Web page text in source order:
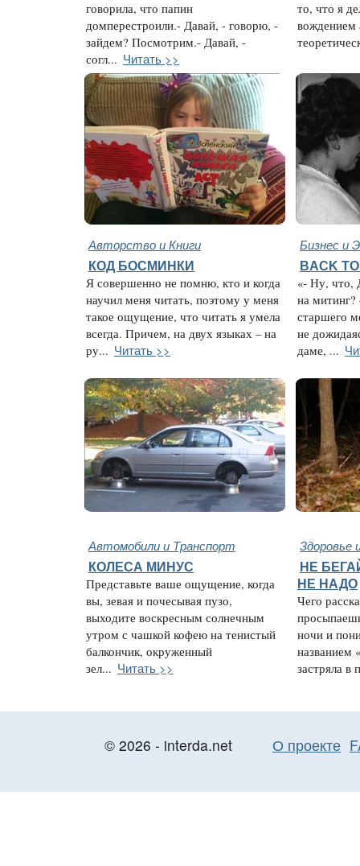
говорила, что папин
домперестроили.- Давай, - говорю, -
зайдем? Посмотрим.- Давай, -
согл... Читать >>
то, что я
вождением
Авторство и Книги Бизнес и
КОД БОСМИНКИ
Я совершенно не помню, кто и когда
научил меня читать, поэтому у меня
такое ощущение, что читать я умела
всегда. Причем, на двух языках – на
ру... Читать >>
BACK
«- Ну, что,
на
старшего
не
даме, ...
Автомобили и Транспорт Здоровье
КОЛЕСА МИНУС
Представьте ваше ощущение, когда
вы, зевая и почесывая пузо,
выходите воскресным солнечным
утром с чашкой кофею на тенистый
балкончик, окруженный
зел... Читать >>
НЕ
НЕ НАДО
Чего
ночи и
названием
застряла в
© 2026 - interda.net О проекте